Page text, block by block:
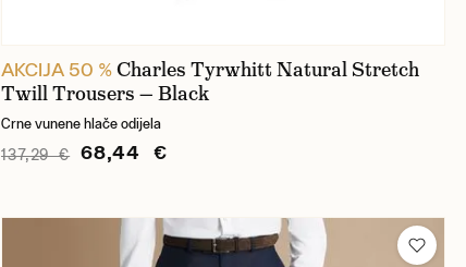
AKCIJA 50 %Charles Tyrwhitt Natural Stretch
Twill Trousers — Black
Crne vunene hlače odijela
137,29 € 68,44 €